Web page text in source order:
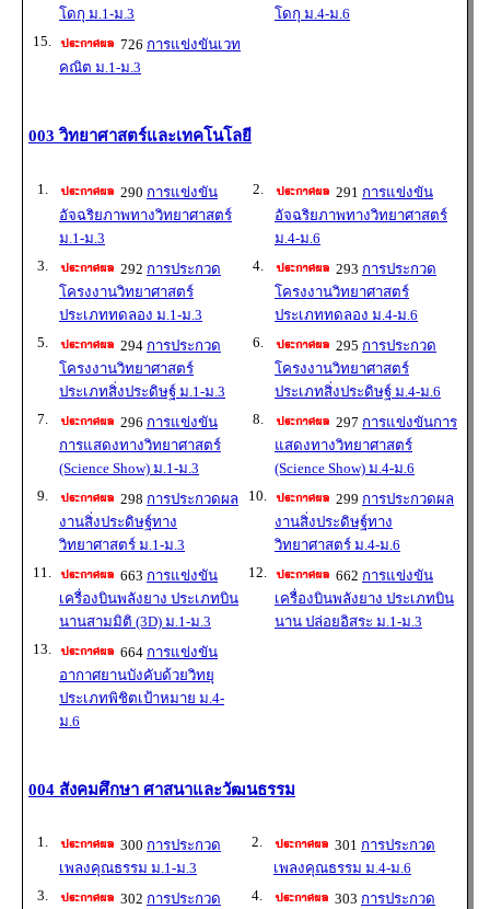
โดกุ ม.1-ม.3
โดกุ ม.4-ม.6
15.
726 การแข่งขันเวท
คณิต ม.1-ม.3
003 วิทยาศาสตร์และเทคโนโลยี
1. 290 การแข่งขัน
อัจฉริยภาพทางวิทยาศาสตร์
ม.1-ม.3
2. 291 การแข่งขัน
อัจฉริยภาพทางวิทยาศาสตร์
ม.4-ม.6
3.
292 การประกวด
โครงงานวิทยาศาสตร์
ประเภททดลอง ม.1-ม.3
4. 293 การประกวด
โครงงานวิทยาศาสตร์
ประเภททดลอง ม.4-ม.6
5.
294 การประกวด
โครงงานวิทยาศาสตร์
ประเภทสิ่งประดิษฐ์ ม.1-ม.3
6. 295 การประกวด
โครงงานวิทยาศาสตร์
ประเภทสิ่งประดิษฐ์ ม.4-ม.6
7.
296 การแข่งขัน
การแสดงทางวิทยาศาสตร์
(Science Show) ม.1-ม.3
8. 297 การแข่งขันการ
แสดงทางวิทยาศาสตร์
(Science Show) ม.4-ม.6
9.
298 การประกวดผล
งานสิ่งประดิษฐ์ทาง
วิทยาศาสตร์ ม.1-ม.3
10. 299 การประกวดผล
งานสิ่งประดิษฐ์ทาง
วิทยาศาสตร์ ม.4-ม.6
11.
663 การแข่งขัน
เครื่องบินพลังยาง ประเภทบิน
นานสามมิติ (3D) ม.1-ม.3
12. 662 การแข่งขัน
เครื่องบินพลังยาง ประเภทบิน
นาน ปล่อยอิสระ ม.1-ม.3
13.
664 การแข่งขัน
อากาศยานบังคับด้วยวิทยุ
ประเภทพิชิตเป้าหมาย ม.4-
ม.6
004 สังคมศึกษา ศาสนาและวัฒนธรรม
1. 300 การประกวด
เพลงคุณธรรม ม.1-ม.3
2. 301 การประกวด
เพลงคุณธรรม ม.4-ม.6
3.
302 การประกวด
4. 303 การประกวด